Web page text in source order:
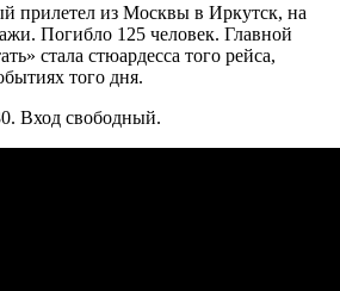
прилетел из Москвы в Иркутск, на
Погибло 125 человек. Главной
стала стюардесса того рейса,
того дня.
Вход свободный.